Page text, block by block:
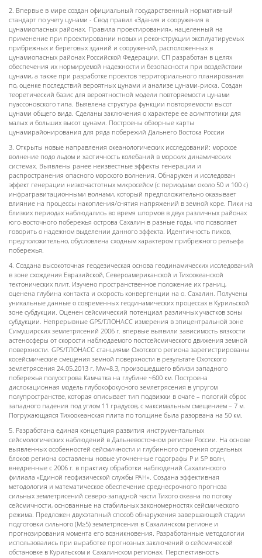
2. Впервые в мире создан официальный государственный нормативный
стандарт по учету цунами - Свод правил «Здания и сооружения в
цунамиопасных районах. Правила проектирования», нацеленный на
применение при проектировании новых и реконструкции эксплуатируемых
прибрежных и береговых зданий и сооружений, расположенных в
цунамиопасных районах Российской Федерации. СП разработан в целях
обеспечения их нормируемой надежности и безопасности при воздействии
цунами, а также при разработке проектов территориального планирования
по, оценке последствий вероятных цунами и анализе цунами-риска. Создан
теоретический базис для вероятностной модели повторяемости цунами
пуассоновского типа. Выявлена структура функции повторяемости высот
цунами общего вида. Сделаны заключения о характере ее асимптотики для
малых и больших высот цунами. Построены обзорные карты
цунамирайонирования для ряда побережий Дальнего Востока России
3. Открыты новые направления океанологических исследований: морское
волнение подо льдом и хаотичность колебаний в морских динамических
системах. Выявлены ранее неизвестные эффекты генерации и
распространения опасного морского волнения. Обнаружен и исследован
эффект генерации низкочастотных микросейсм (с периодами около 50 и 100 с)
инфрагравитационными волнами, который предположительно оказывает
влияние на процессы накопления/снятия напряжений в земной коре. Пики на
близких периодах наблюдались во время штормов в двух различных районах
юго-восточного побережья острова Сахалин в разные годы, что позволяет
говорить о надежном выделении данного эффекта. Идентичность пиков,
предположительно, обусловлена сходным характером прибрежного рельефа
побережья.
4. Создана высокоточная геодезическая основа геодинамических исследований
в зоне схождения Евразийской, Североамериканской и Тихоокеанской
тектонических плит. Изучено пространственное положение их границ,
оценена глубина контакта и скорость конвергенции на о. Сахалин. Получены
уникальные данные о современных геодинамических процессах в Курильской
зоне субдукции. Оценен сейсмический потенциал различных участков зоны
субдукции. Непрерывные GPS/ГЛОНАСС измерения в эпицентральной зоне
Симуширских землетрясений 2006 г. впервые выявили зависимость вязкости
астеносферы от скорости наблюдаемого постсейсмического движения земной
поверхности. GPS/ГЛОНАСС станциями Охотского региона зарегистрированы
косейсмические смещения земной поверхности в результате Охотского
землетрясения 24.05.2013 г. Mw=8.3, произошедшего вблизи западного
побережья полуострова Камчатка на глубине ~600 км. Построена
дислокационная модель глубокофокусного землетрясения в упругом
полупространстве, которая описывает тип подвижки в очаге – пологий сброс
западного падения под углом 11 градусов, с максимальным смещением – 7 м.
Погружающаяся Тихоокеанская плита по толщине была разорвана на 50 км.
5. Разработана единая концепция развития инструментальных
сейсмологических наблюдений в Дальневосточном регионе России. На основе
выявленных особенностей сейсмичности и глубинного строения отдельных
блоков региона составлены новые уточненные годографы Р и SP волн,
внедренные с 2006 г. в практику обработки наблюдений Сахалинского
филиала «Единой геофизической службы РАН». Создана эффективная
методология и математическое обеспечение среднесрочного прогноза
сильных землетрясений северо-западной части Тихого океана по потоку
сейсмичности, основанные на стабильных закономерностях сейсмического
режима. Предложен двухэтапный способ обнаружения завершающей стадии
подготовки сильного (М≥5) землетрясения в Сахалинском регионе и
прогнозирования момента его возникновения. Разработанные методологии
использовались при выработке прогнозных заключений о сейсмической
обстановке в Курильском и Сахалинском регионах. Перспективность